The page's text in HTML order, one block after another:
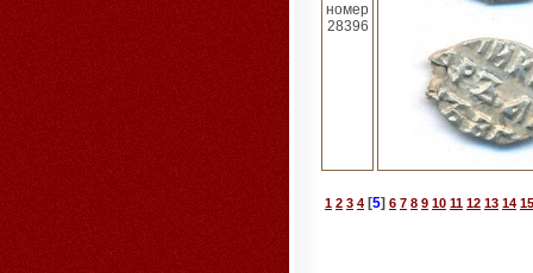
номер
28396
1 2 3 4 [5] 6 7 8 9 10 11 12 13 14 15